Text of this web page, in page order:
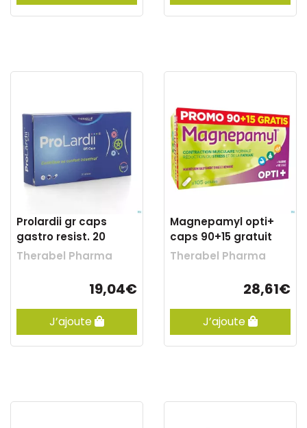
Prolardii gr caps
gastro resist. 20
Therabel Pharma
19,04€
J’ajoute
Magnepamyl opti+
caps 90+15 gratuit
Therabel Pharma
28,61€
J’ajoute